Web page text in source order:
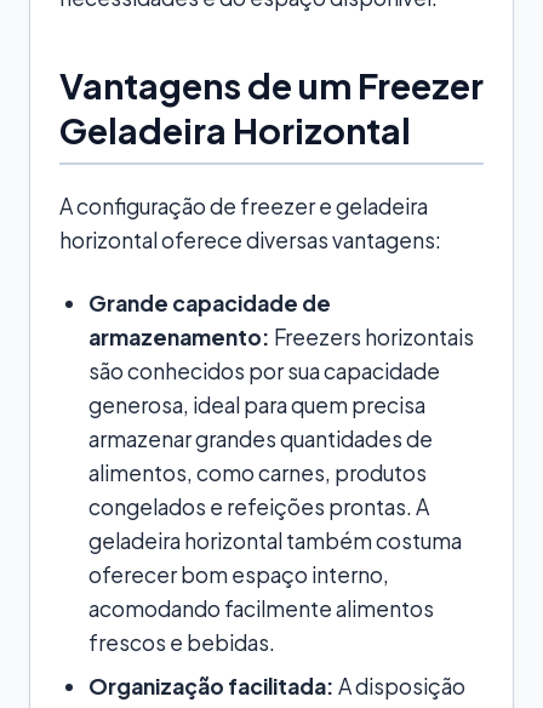
Vantagens de um Freezer
Geladeira Horizontal
A configuração de freezer e geladeira
horizontal oferece diversas vantagens:
Grande capacidade de
armazenamento: Freezers horizontais
são conhecidos por sua capacidade
generosa, ideal para quem precisa
armazenar grandes quantidades de
alimentos, como carnes, produtos
congelados e refeições prontas. A
geladeira horizontal também costuma
oferecer bom espaço interno,
acomodando facilmente alimentos
frescos e bebidas.
Organização facilitada: A disposição